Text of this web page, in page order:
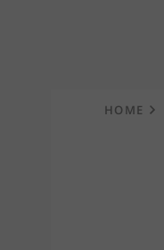
HOME